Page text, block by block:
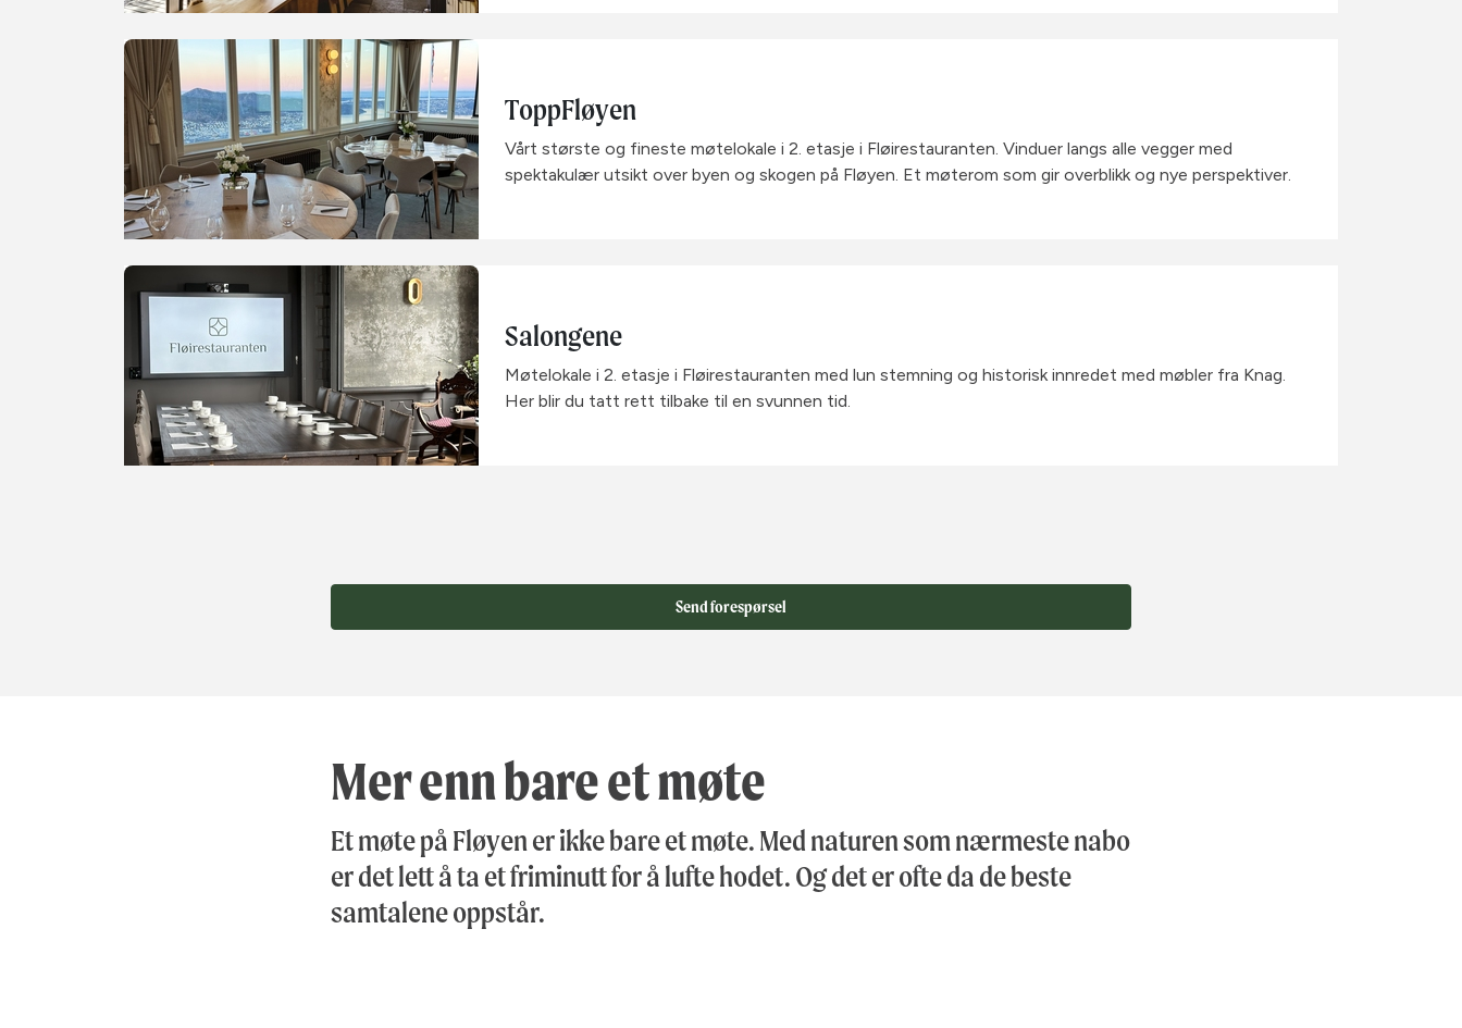
ToppFløyen
Vårt største og fineste møtelokale i 2. etasje i Fløirestauranten. Vinduer langs alle vegger med
spektakulær utsikt over byen og skogen på Fløyen. Et møterom som gir overblikk og nye perspektiver.
Salongene
Møtelokale i 2. etasje i Fløirestauranten med lun stemning og historisk innredet med møbler fra Knag.
Her blir du tatt rett tilbake til en svunnen tid.
Send forespørsel
Mer enn bare et møte
Et møte på Fløyen er ikke bare et møte. Med naturen som nærmeste nabo
er det lett å ta et friminutt for å lufte hodet. Og det er ofte da de beste
samtalene oppstår.